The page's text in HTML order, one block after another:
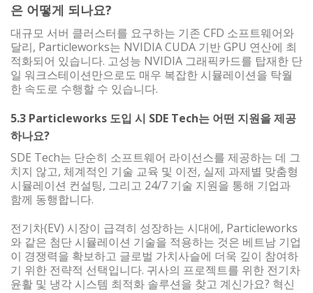
은 어떻게 되나요?
대규모 서버 클러스터를 요구하는 기존 CFD 소프트웨어와
달리, Particleworks는 NVIDIA CUDA 기반 GPU 연산에 최
적화되어 있습니다. 고성능 NVIDIA 그래픽카드를 탑재한 단
일 워크스테이션만으로도 매우 복잡한 시뮬레이션을 탁월
한 속도로 수행할 수 있습니다.
5.3 Particleworks 도입 시 SDE Tech는 어떤 지원을 제공
하나요?
SDE Tech는 단순히 소프트웨어 라이선스를 제공하는 데 그
치지 않고, 체계적인 기술 교육 및 이전, 실제 과제별 맞춤형
시뮬레이션 컨설팅, 그리고 24/7 기술 지원을 통해 기업과
함께 동행합니다.
전기차(EV) 시장이 급격히 성장하는 시대에, Particleworks
와 같은 첨단 시뮬레이션 기술을 적용하는 것은 베트남 기업
이 경쟁력을 확보하고 글로벌 가치사슬에 더욱 깊이 참여하
기 위한 전략적 선택입니다. 귀사의 프로젝트를 위한 전기차
윤활 및 냉각 시스템 최적화 솔루션을 찾고 계신가요? 혁신